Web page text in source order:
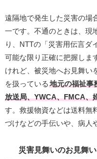
遠隔地で発生した災害の場
一です。不通のときは、現
り、NTTの「災害用伝言ダ
可能な限り正確に把握しま
けれど、被災地へお見舞い
を扱っている 地元の福祉事
放送局、YWCA、FMCA、
す。救援物資などは送料無
づけなどの手伝いや、病人
災害見舞いのお見舞